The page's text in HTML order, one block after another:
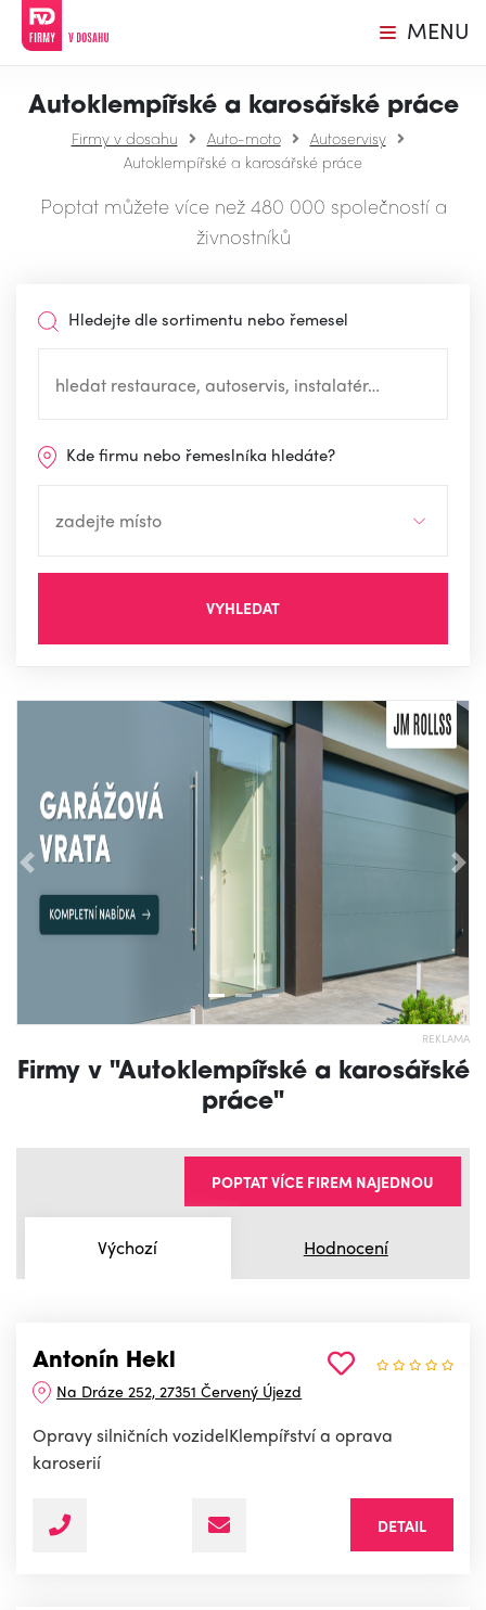
MENU
Autoklempířské a karosářské práce
Firmy v dosahu Auto-moto
Autoservisy
Autoklempířské a karosářské práce
Poptat můžete více než 480 000 společností a
živnostníků
Hledejte dle sortimentu nebo řemesel
Kde firmu nebo řemeslníka hledáte?
VYHLEDAT
Předchozí
REKLAMA
Firmy v "Autoklempířské a karosářské
práce"
Výchozí Hodnocení
POPTAT VÍCE FIREM NAJEDNOU
Antonín Hekl
Na Dráze 252, 27351 Červený Újezd
Opravy silničních vozidelKlempířství a oprava
karoserií
DETAIL